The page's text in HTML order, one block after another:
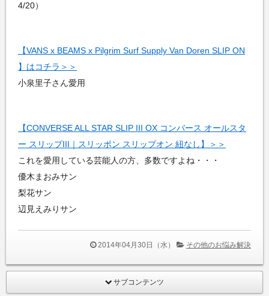
4/20）
【VANS x BEAMS x Pilgrim Surf Supply Van Doren SLIP ON
】はコチラ＞＞
小泉里子さん愛用
【CONVERSE ALL STAR SLIP III OX コンバース オールスタ
ー スリップIII｜スリッポン スリップオン 紐なし】＞＞
これを愛用している芸能人の方、多数ですよね・・・
優木まおみサン
梨花サン
辺見えみりサン
2014年04月30日（水） その他のお悩み解決
サブコンテンツ